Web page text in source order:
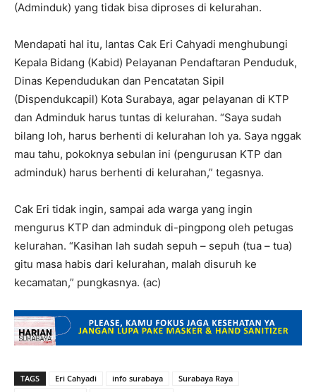
(Adminduk) yang tidak bisa diproses di kelurahan.
Mendapati hal itu, lantas Cak Eri Cahyadi menghubungi
Kepala Bidang (Kabid) Pelayanan Pendaftaran Penduduk,
Dinas Kependudukan dan Pencatatan Sipil
(Dispendukcapil) Kota Surabaya, agar pelayanan di KTP
dan Adminduk harus tuntas di kelurahan. “Saya sudah
bilang loh, harus berhenti di kelurahan loh ya. Saya nggak
mau tahu, pokoknya sebulan ini (pengurusan KTP dan
adminduk) harus berhenti di kelurahan,” tegasnya.
Cak Eri tidak ingin, sampai ada warga yang ingin
mengurus KTP dan adminduk di-pingpong oleh petugas
kelurahan. “Kasihan lah sudah sepuh – sepuh (tua – tua)
gitu masa habis dari kelurahan, malah disuruh ke
kecamatan,” pungkasnya. (ac)
TAGS Eri Cahyadi info surabaya
Surabaya Raya